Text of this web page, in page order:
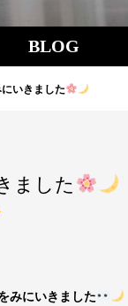
BLOG
いきました
ました
みにいきました